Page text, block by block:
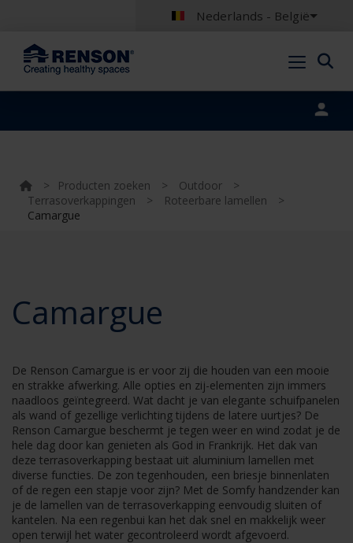
Nederlands - België
> Producten zoeken > Outdoor
>
Terrasoverkappingen
> Roteerbare lamellen
>
Camargue
Camargue
De Renson Camargue is er voor zij die houden van een mooie
en strakke afwerking. Alle opties en zij-elementen zijn immers
naadloos geïntegreerd. Wat dacht je van elegante schuifpanelen
als wand of gezellige verlichting tijdens de latere uurtjes? De
Renson Camargue beschermt je tegen weer en wind zodat je de
hele dag door kan genieten als God in Frankrijk. Het dak van
deze terrasoverkapping bestaat uit aluminium lamellen met
diverse functies. De zon tegenhouden, een briesje binnenlaten
of de regen een stapje voor zijn? Met de Somfy handzender kan
je de lamellen van de terrasoverkapping eenvoudig sluiten of
kantelen. Na een regenbui kan het dak snel en makkelijk weer
open terwijl het water gecontroleerd wordt afgevoerd.